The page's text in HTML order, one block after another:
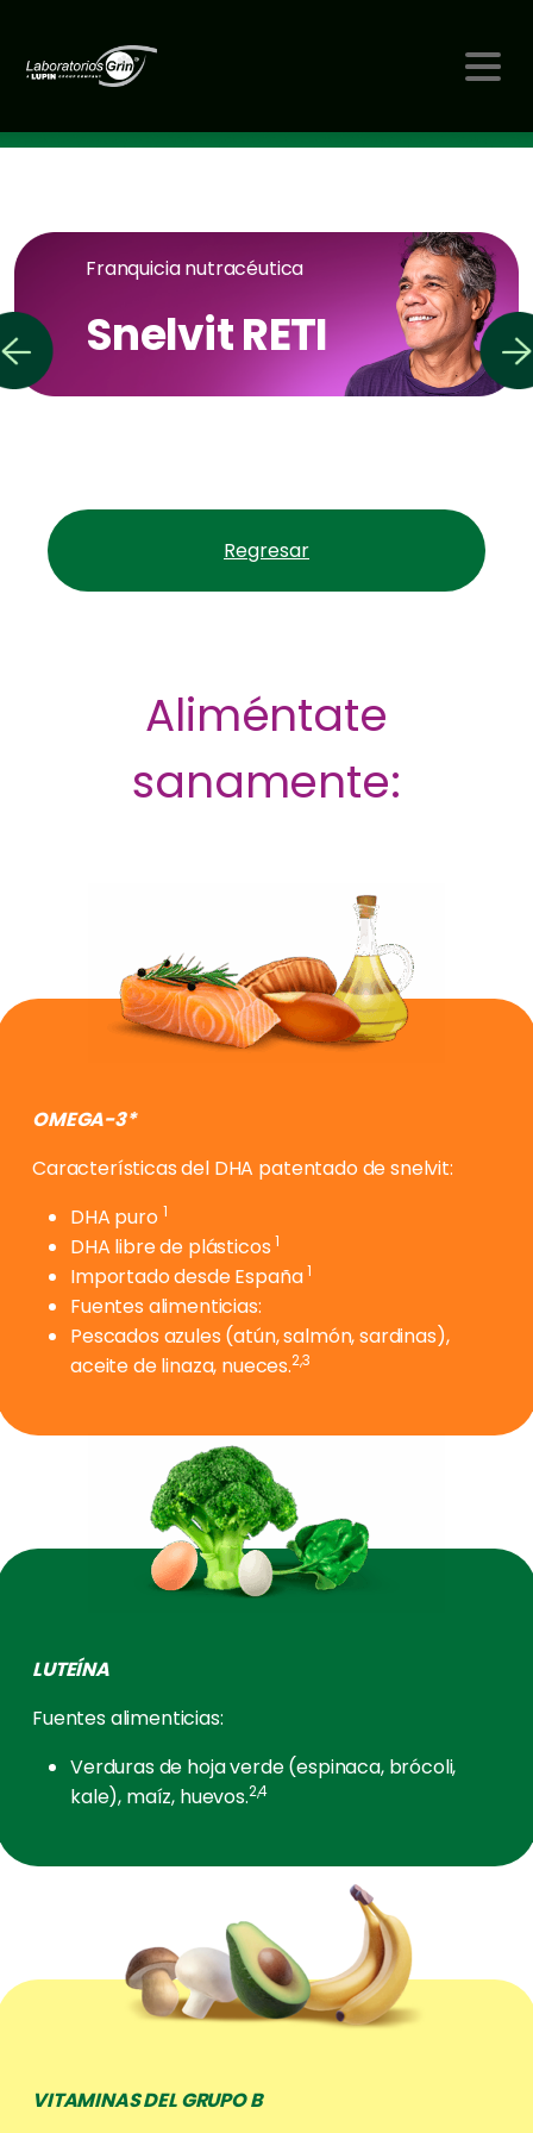
Franquicia nutracéutica
Snelvit RETI
Regresar
Aliméntate
sanamente:
OMEGA-3*
Características del DHA patentado de snelvit:
DHA puro 1
DHA libre de plásticos1
Importado desde España1
Fuentes alimenticias:
Pescados azules (atún, salmón, sardinas),
aceite de linaza, nueces.2,3
LUTEÍNA
Fuentes alimenticias:
Verduras de hoja verde (espinaca, brócoli,
kale), maíz, huevos.2,4
VITAMINAS DEL GRUPO B